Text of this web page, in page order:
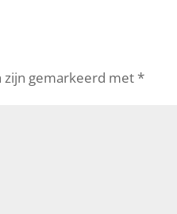
zijn gemarkeerd met*